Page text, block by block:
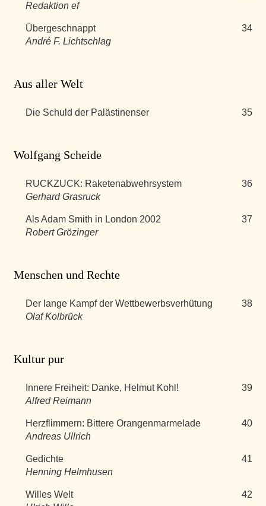
Redaktion ef
Übergeschnappt
André F. Lichtschlag
34
Aus aller Welt
Die Schuld der Palästinenser 35
Wolfgang Scheide
RUCKZUCK: Raketenabwehrsystem
Gerhard Grasruck
36
Als Adam Smith in London 2002
Robert Grözinger
37
Menschen und Rechte
Der lange Kampf der Wettbewerbsverhütung
Olaf Kolbrück
38
Kultur pur
Innere Freiheit: Danke, Helmut Kohl!
Alfred Reimann
39
Herzflimmern: Bittere Orangenmarmelade
Andreas Ullrich
40
Gedichte
Henning Helmhusen
41
Willes Welt
42